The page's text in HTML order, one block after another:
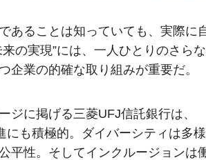
あることは知っていても、実際に
の実現”には、一人ひとりのさらな
企業の的確な取り組みが重要だ。
ジに掲げる三菱UFJ信託銀行は、
も積極的。ダイバーシティは多様
平性。そしてインクルージョンは